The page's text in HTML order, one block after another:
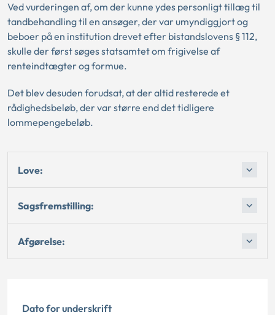
Ved vurderingen af, om der kunne ydes personligt tillæg til
tandbehandling til en ansøger, der var umyndiggjort og
beboer på en institution drevet efter bistandslovens § 112,
skulle der først søges statsamtet om frigivelse af
renteindtægter og formue.
Det blev desuden forudsat, at der altid resterede et
rådighedsbeløb, der var større end det tidligere
lommepengebeløb.
Love:
Sagsfremstilling:
Afgørelse:
Dato for underskrift